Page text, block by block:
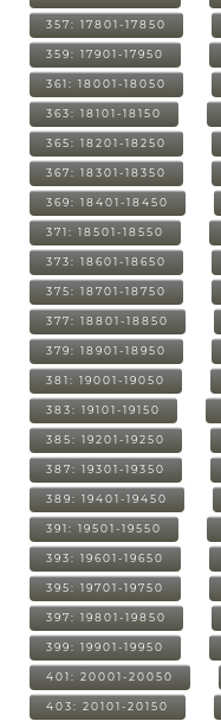
357: 17801-17850
359: 17901-17950
361: 18001-18050
363: 18101-18150
365: 18201-18250
367: 18301-18350
369: 18401-18450
371: 18501-18550
373: 18601-18650
375: 18701-18750
377: 18801-18850
379: 18901-18950
381: 19001-19050
383: 19101-19150
385: 19201-19250
387: 19301-19350
389: 19401-19450
391: 19501-19550
393: 19601-19650
395: 19701-19750
397: 19801-19850
399: 19901-19950
401: 20001-20050
403: 20101-20150